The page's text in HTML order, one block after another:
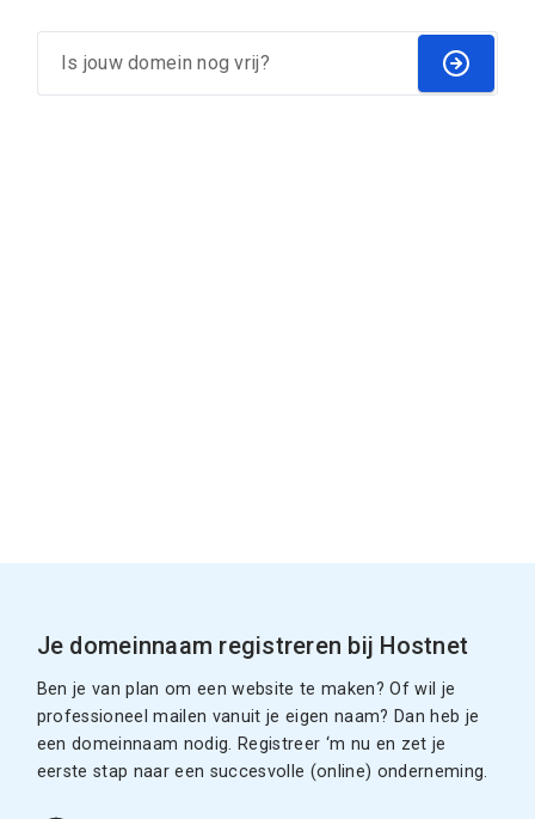
Je domeinnaam registreren bij Hostnet
Ben je van plan om een website te maken? Of wil je
professioneel mailen vanuit je eigen naam? Dan heb je
een domeinnaam nodig. Registreer ‘m nu en zet je
eerste stap naar een succesvolle (online) onderneming.